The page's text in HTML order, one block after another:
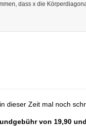
dass x die
dieser Zeit mal noch
von 19,90